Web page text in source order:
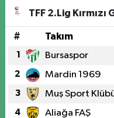
TFF 2.Lig Kırmızı
# Takım
1 Bursaspor
2 Mardin 1969
3 Muş Sport
4 Aliağa FAŞ